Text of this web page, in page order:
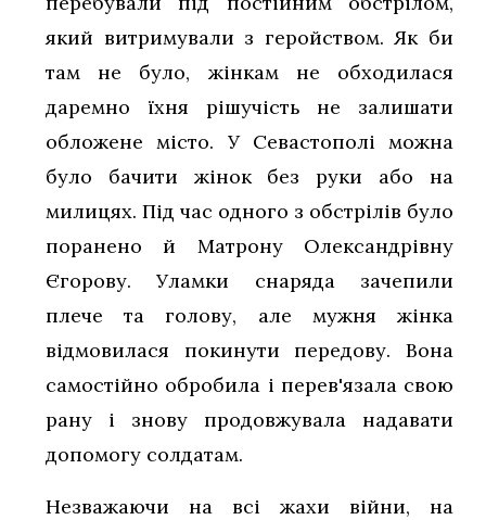
який витримували з геройством. Як би
там не було, жінкам не обходилася
даремно їхня рішучість не залишати
обложене місто. У Севастополі можна
було бачити жінок без руки або на
милицях. Під час одного з обстрілів було
поранено й Матрону Олександрівну
Єгорову. Уламки снаряда зачепили
плече та голову, але мужня жінка
відмовилася покинути передову. Вона
самостійно обробила і перев'язала свою
рану і знову продовжувала надавати
допомогу солдатам.
Незважаючи на всі жахи війни, на